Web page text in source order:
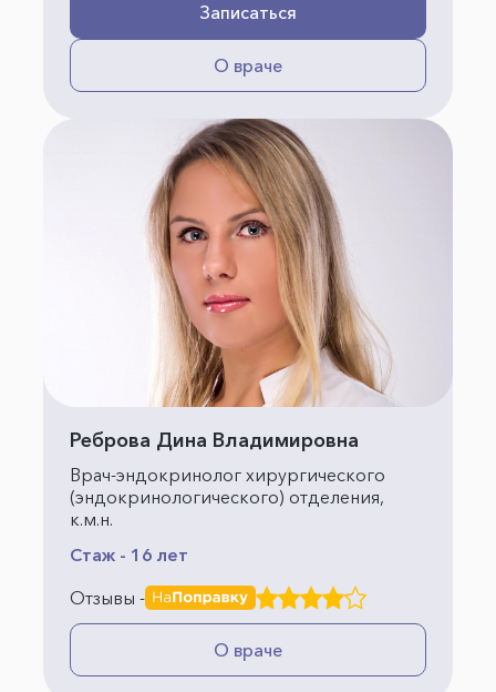
Записаться
О враче
Реброва Дина Владимировна
Врач-эндокринолог хирургического
(эндокринологического) отделения,
к.м.н.
Стаж - 16 лет
Отзывы -
О враче